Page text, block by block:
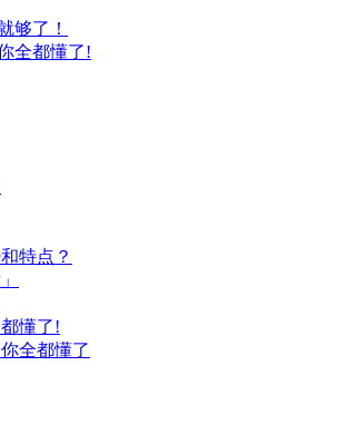
够了！
全都懂了!
特点？
懂了!
全都懂了